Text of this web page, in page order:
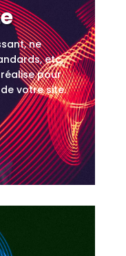
ne
etc,
pour
votre site.